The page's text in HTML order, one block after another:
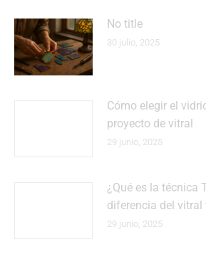
No title
30 julio, 2025
Cómo elegir el
proyecto de vitral
29 junio, 2025
¿Qué es la técnica
diferencia del vitral
29 junio, 2025